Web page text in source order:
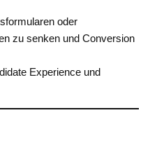
oder
zu senken und Conversion
Experience und